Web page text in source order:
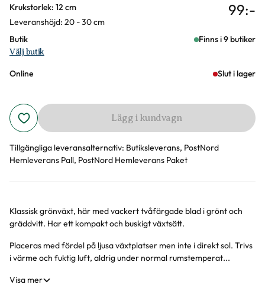
Varianter
Krukstorlek: 12 cm
Leveranshöjd: 20 - 30 cm
99:-
Butik Finns i 9 butiker
Välj butik
Online Slut i lager
Lägg i kundvagn
Tillgängliga leveransalternativ: Butiksleverans, PostNord
Hemleverans Pall, PostNord Hemleverans Paket
Produktinformation
Klassisk grönväxt, här med vackert tvåfärgade blad i grönt och
gräddvitt. Har ett kompakt och buskigt växtsätt.
Placeras med fördel på ljusa växtplatser men inte i direkt sol. Trivs
i värme och fuktig luft, aldrig under normal rumstemperat...
Visa mer